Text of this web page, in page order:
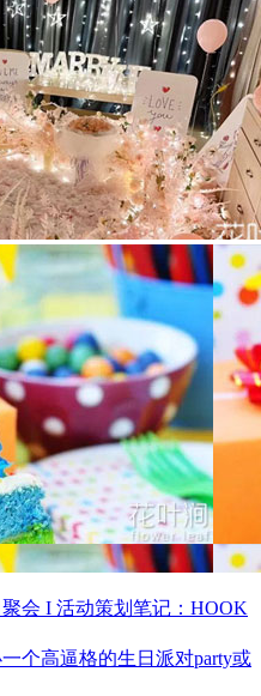
会 I 活动策划笔记：HOOK
个高逼格的生日派对party或